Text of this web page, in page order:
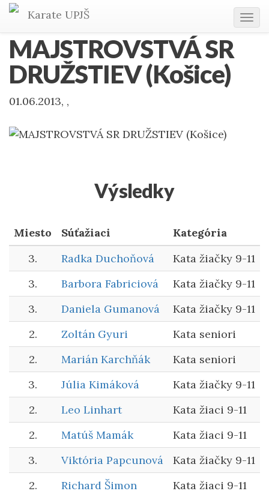
Karate UPJŠ
MAJSTROVSTVÁ SR
DRUŽSTIEV (Košice)
01.06.2013, ,
Výsledky
Miesto Súťažiaci
Kategória
3.
Radka Duchoňová
Kata žiačky 9-11
3.
Barbora Fabriciová
Kata žiačky 9-11
3.
Daniela Gumanová
Kata žiačky 9-11
2.
Zoltán Gyuri
Kata seniori
2.
Marián Karchňák
Kata seniori
3.
Júlia Kimáková
Kata žiačky 9-11
2.
Leo Linhart
Kata žiaci 9-11
2.
Matúš Mamák
Kata žiaci 9-11
3.
Viktória Papcunová
Kata žiačky 9-11
2.
Richard Šimon
Kata žiaci 9-11